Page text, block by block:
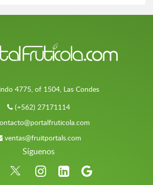
4775, of 1504, Las Condes
(+562) 27171114
ventas@fruitportals.com
Síguenos